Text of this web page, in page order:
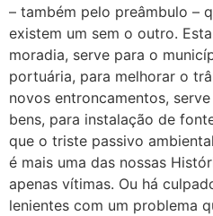
– também pelo preâmbulo –
existem um sem o outro.
moradia, serve para o
portuária, para melhorar o
novos entroncamentos,
bens, para instalação de
que o triste passivo
é mais uma das nossas
apenas vítimas. Ou há
lenientes com um problema